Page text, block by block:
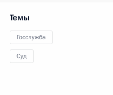
Темы
Госслужба
Суд